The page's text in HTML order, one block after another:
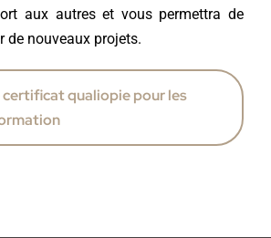
aux autres et vous permettra de
de nouveaux projets.
qualiopie pour les